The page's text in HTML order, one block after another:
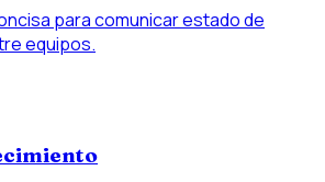
para comunicar estado de
equipos.